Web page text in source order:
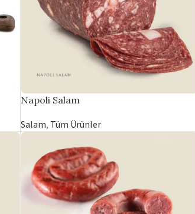
Napoli Salam
Salam, Tüm Ürünler